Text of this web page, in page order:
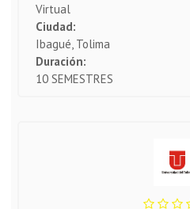
Virtual
Ciudad:
Ibagué, Tolima
Duración:
10 SEMESTRES